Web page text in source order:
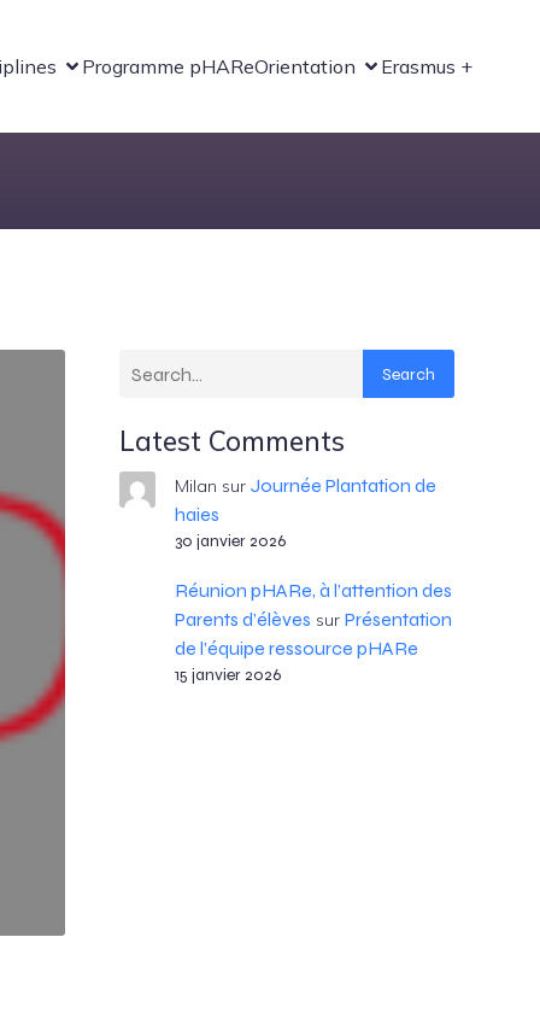
Programme pHAReOrientation Erasmus +
Search
Latest Comments
Milan sur Journée Plantation de
haies
30 janvier 2026
Réunion pHARe, à l’attention des
Parents d’élèves sur Présentation
de l’équipe ressource pHARe
15 janvier 2026